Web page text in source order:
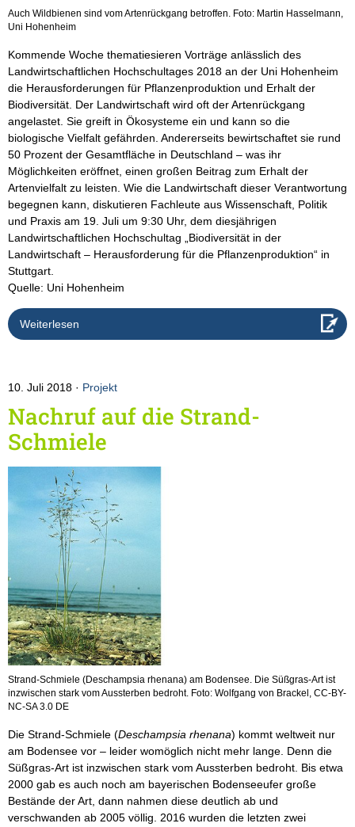
Auch Wildbienen sind vom Artenrückgang betroffen. Foto: Martin Hasselmann,
Uni Hohenheim
Kommende Woche thematiesieren Vorträge anlässlich des
Landwirtschaftlichen Hochschultages 2018 an der Uni Hohenheim
die Herausforderungen für Pflanzenproduktion und Erhalt der
Biodiversität. Der Landwirtschaft wird oft der Artenrückgang
angelastet. Sie greift in Ökosysteme ein und kann so die
biologische Vielfalt gefährden. Andererseits bewirtschaftet sie rund
50 Prozent der Gesamtfläche in Deutschland – was ihr
Möglichkeiten eröffnet, einen großen Beitrag zum Erhalt der
Artenvielfalt zu leisten. Wie die Landwirtschaft dieser Verantwortung
begegnen kann, diskutieren Fachleute aus Wissenschaft, Politik
und Praxis am 19. Juli um 9:30 Uhr, dem diesjährigen
Landwirtschaftlichen Hochschultag „Biodiversität in der
Landwirtschaft – Herausforderung für die Pflanzenproduktion“ in
Stuttgart.
Quelle: Uni Hohenheim
Weiterlesen
10. Juli 2018 Projekt
Nachruf auf die Strand-
Schmiele
Strand-Schmiele (Deschampsia rhenana) am Bodensee. Die Süßgras-Art ist
inzwischen stark vom Aussterben bedroht. Foto: Wolfgang von Brackel, CC-BY-
NC-SA 3.0 DE
Die Strand-Schmiele (Deschampsia rhenana) kommt weltweit nur
am Bodensee vor – leider womöglich nicht mehr lange. Denn die
Süßgras-Art ist inzwischen stark vom Aussterben bedroht. Bis etwa
2000 gab es auch noch am bayerischen Bodenseeufer große
Bestände der Art, dann nahmen diese deutlich ab und
verschwanden ab 2005 völlig. 2016 wurden die letzten zwei